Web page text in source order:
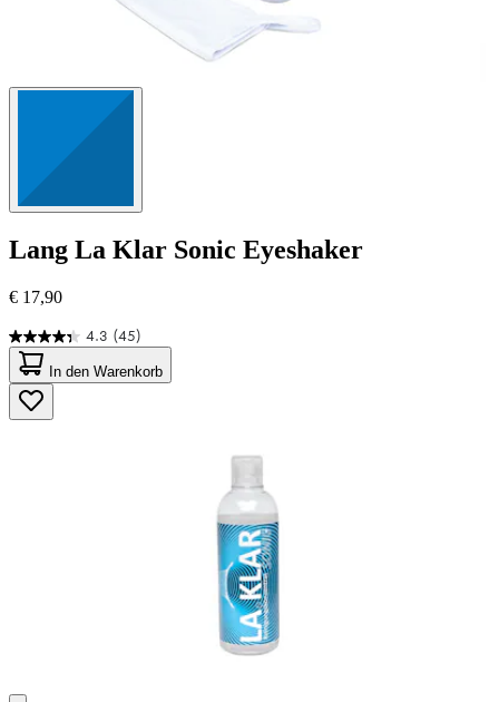
Lang La Klar Sonic Eyeshaker
€ 17,90
4.3 (45)
4.3
von
5
Sternen.
45
In den Warenkorb